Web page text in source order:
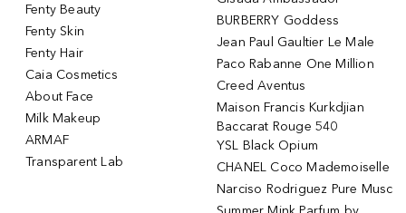
Fenty Beauty
Fenty Skin
Fenty Hair
Caia Cosmetics
About Face
Milk Makeup
ARMAF
Transparent Lab
BURBERRY Goddess
Jean Paul Gaultier Le Male
Paco Rabanne One Million
Creed Aventus
Maison Francis Kurkdjian
Baccarat Rouge 540
YSL Black Opium
CHANEL Coco Mademoiselle
Narciso Rodriguez Pure Musc